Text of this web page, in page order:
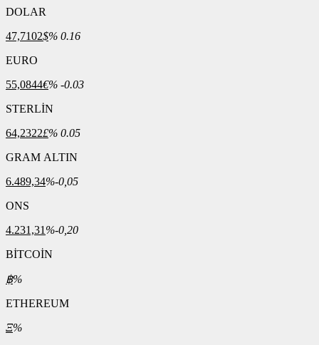
DOLAR
47,7102$% 0.16
EURO
55,0844€% -0.03
STERLİN
64,2322£% 0.05
GRAM ALTIN
6.489,34%-0,05
ONS
4.231,31 %-0,20
BİTCOİN
฿%
ETHEREUM
Ξ%